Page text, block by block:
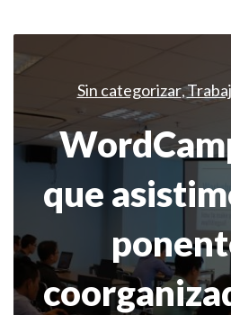
Sin categorizar,
que